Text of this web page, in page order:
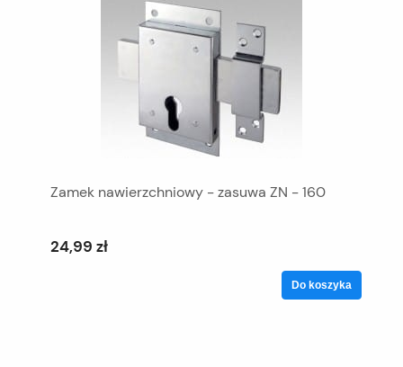
Zamek nawierzchniowy - zasuwa ZN - 160
24,99 zł
Do koszyka